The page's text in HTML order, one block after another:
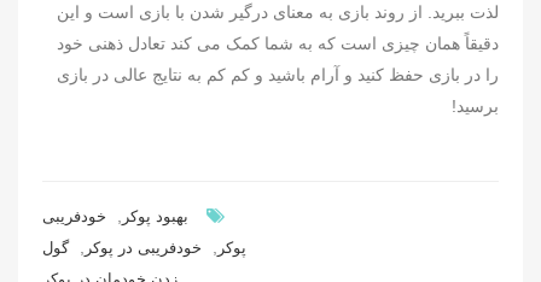
لذت ببرید. از روند بازی به معنای درگیر شدن با بازی است و این
دقیقاً همان چیزی است که به شما کمک می کند تعادل ذهنی خود
را در بازی حفظ کنید و آرام باشید و کم کم به نتایج عالی در بازی
برسید!
بهبود پوکر
خودفریبی
پوکر
خودفریبی در پوکر
گول